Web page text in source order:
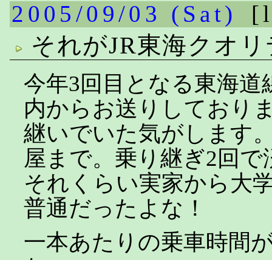
2005/09/03 (Sat)
それがJR東海クオ
今年3回目となる東海道
内からお送りしており
継いでいた気がします
屋まで。乗り継ぎ2回
それくらい実家から大
普通だったよな！
一本あたりの乗車時間